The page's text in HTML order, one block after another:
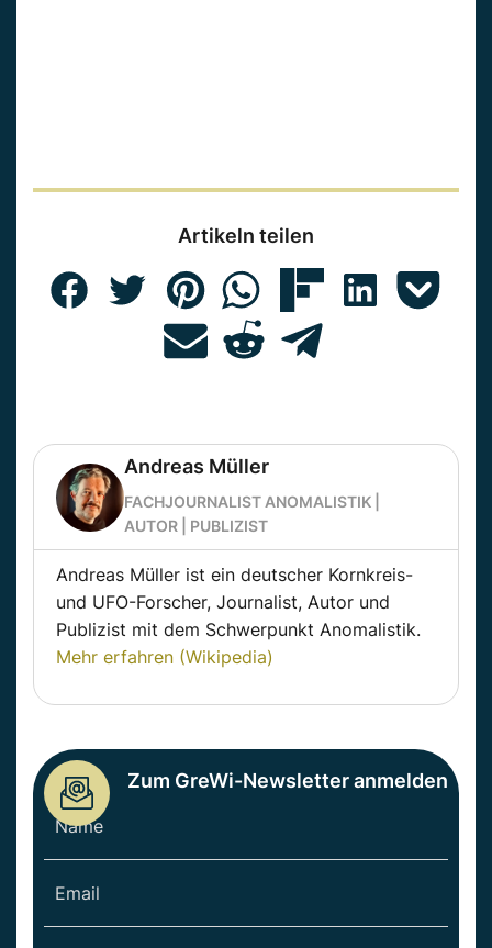
Artikeln teilen
Andreas Müller
FACHJOURNALIST ANOMALISTIK |
AUTOR | PUBLIZIST
Andreas Müller ist ein deutscher Kornkreis-
und UFO-Forscher, Journalist, Autor und
Publizist mit dem Schwerpunkt Anomalistik.
Mehr erfahren (Wikipedia)
Zum GreWi-Newsletter anmelden